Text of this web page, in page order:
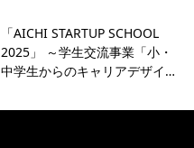
「AICHI STARTUP SCHOOL
2025」 ～学生交流事業「小・
中学生からのキャリアデザイ…